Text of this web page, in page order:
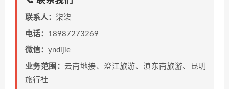
联系人： 柒柒
电话： 18987273269
微信： yndijie
业务范围：云南地接、澄江旅游、滇东南旅游、昆明
旅行社